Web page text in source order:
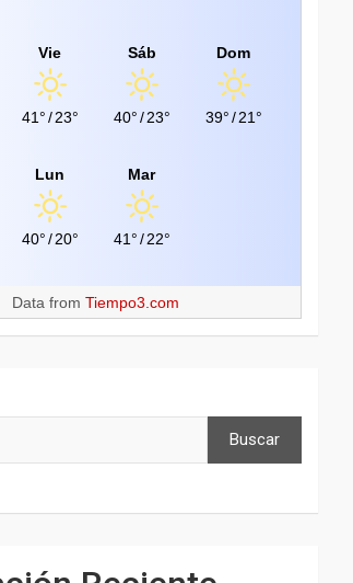
Vie
41°/ 23°
Sáb
40°/ 23°
Dom
39°/ 21°
Lun
40°/ 20°
Mar
41°/ 22°
Data fromTiempo3.com
Buscar